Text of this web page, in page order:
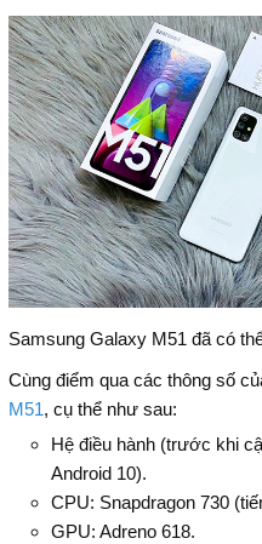
Samsung Galaxy M51 đã có
Cùng điểm qua các thông số
M51, cụ thể như sau:
Hệ điều hành (trước khi
Android 10).
CPU: Snapdragon 730
GPU: Adreno 618.